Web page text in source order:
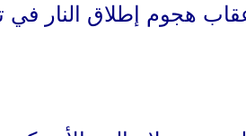
هجوم إطلاق النار